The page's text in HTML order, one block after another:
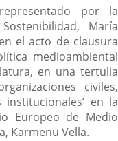
por la
María
el acto de clausura
medioambiental
en una tertulia
civiles,
en la
Europeo de Medio
Karmenu Vella.